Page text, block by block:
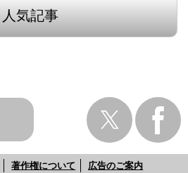
人気記事
著作権について
広告のご案内